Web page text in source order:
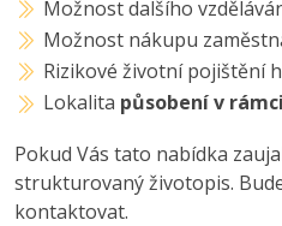
Možnost dalšího
Možnost nákupu
Rizikové životní pojištění
Lokalita působení v
Pokud Vás tato nabídka
strukturovaný životopis.
kontaktovat.